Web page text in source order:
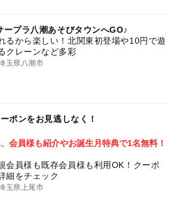
プラ八潮あそびタウンへGO♪
るから楽しい！北関東初登場や10円で遊
クレーンなど多彩
玉県八潮市
ポンをお見逃しなく！
会員様も紹介やお誕生月特典で1名無料！
会員様も既存会員様も利用OK！クーポ
細をチェック
玉県上尾市